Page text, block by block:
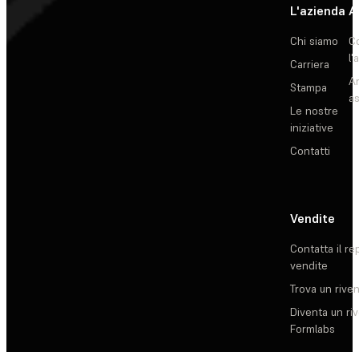
L'azienda
Chi siamo
Carriera
Stampa
Le nostre
iniziative
Contatti
Vendite
Contatta il
vendite
Trova un
Diventa un
Formlabs